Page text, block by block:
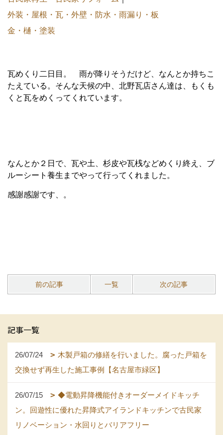
外装・屋根・瓦・外壁・防水・雨漏り・板
金・樋・塗装
瓦めくり二日目。 雨が降りそうだけど、なんとか持ちこ
たえている。そんな天候の中、北野瓦店さん達は、もくも
くと瓦をめくってくれています。
なんとか２日で、瓦や土、杉皮や瓦桟などめくり終え、ブ
ルーシート養生までやって行ってくれました。
感謝感謝です、。
前の記事 一覧 次の記事
記事一覧
26/07/24
木製戸箱の修繕を行いました。腐った戸箱を
交換せず再生した施工事例【名古屋市緑区】
26/07/15
◆電動昇降機能付きオーダーメイドキッチ
ン。回遊性に優れた昇降式アイランドキッチンで古民家
リノベーション・水回りとバリアフリー